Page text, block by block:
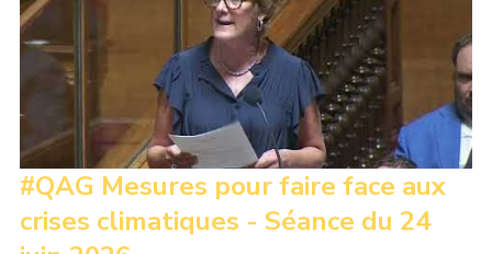
#QAG Mesures pour faire face aux
crises climatiques - Séance du 24